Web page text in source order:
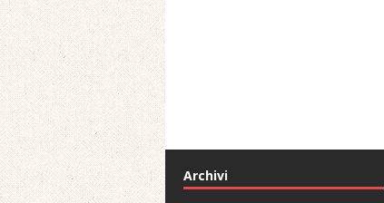
Archivi